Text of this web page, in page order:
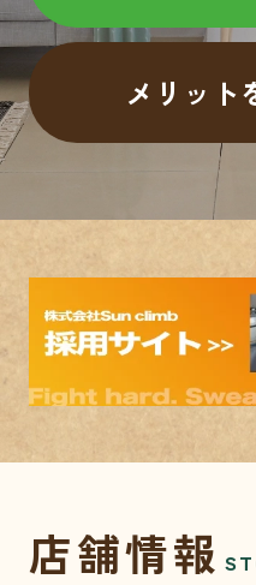
メリット
店舗情報